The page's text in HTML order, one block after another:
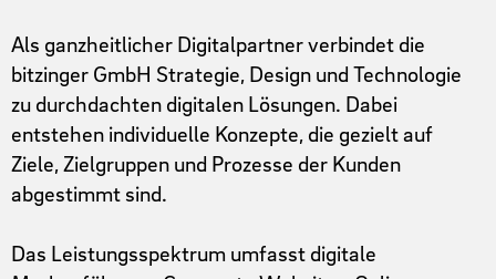
Als ganzheitlicher Digitalpartner verbindet die
bitzinger GmbH Strategie, Design und Technologie
zu durchdachten digitalen Lösungen. Dabei
entstehen individuelle Konzepte, die gezielt auf
Ziele, Zielgruppen und Prozesse der Kunden
abgestimmt sind.
Das Leistungsspektrum umfasst digitale